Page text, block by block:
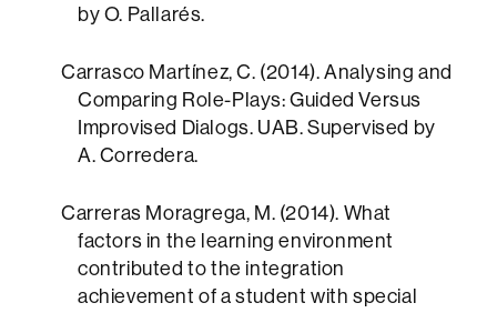
by O. Pallarés.
Carrasco Martínez, C. (2014). Analysing and
Comparing Role-Plays: Guided Versus
Improvised Dialogs. UAB. Supervised by
A. Corredera.
Carreras Moragrega, M. (2014). What
factors in the learning environment
contributed to the integration
achievement of a student with special